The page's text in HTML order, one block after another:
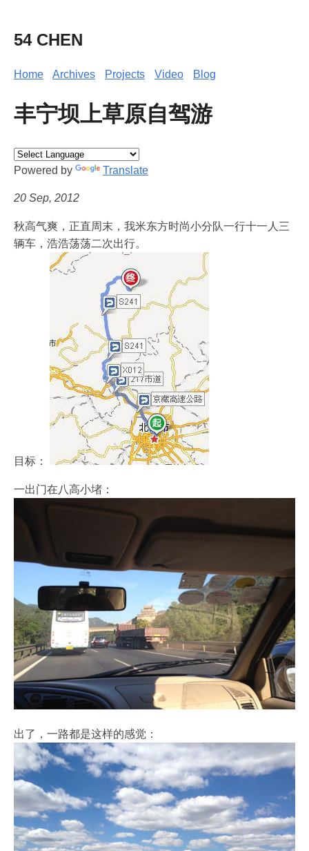
54 CHEN
Home Archives Projects Video Blog
丰宁坝上草原自驾游
Powered by Translate
20 Sep, 2012
秋高气爽，正直周末，我米东方时尚小分队一行十一人三
辆车，浩浩荡荡二次出行。
目标：
一出门在八高小堵：
出了，一路都是这样的感觉：